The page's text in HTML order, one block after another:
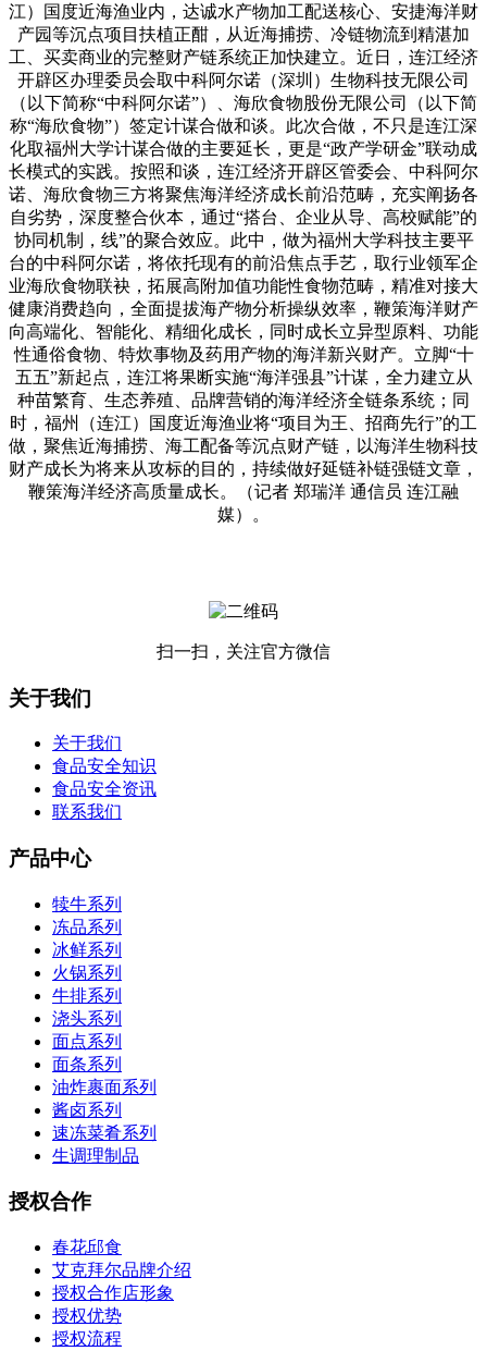
江）国度近海渔业内，达诚水产物加工配送核心、安捷海洋财
产园等沉点项目扶植正酣，从近海捕捞、冷链物流到精湛加
工、买卖商业的完整财产链系统正加快建立。近日，连江经济
开辟区办理委员会取中科阿尔诺（深圳）生物科技无限公司
（以下简称“中科阿尔诺”）、海欣食物股份无限公司（以下简
称“海欣食物”）签定计谋合做和谈。此次合做，不只是连江深
化取福州大学计谋合做的主要延长，更是“政产学研金”联动成
长模式的实践。按照和谈，连江经济开辟区管委会、中科阿尔
诺、海欣食物三方将聚焦海洋经济成长前沿范畴，充实阐扬各
自劣势，深度整合伙本，通过“搭台、企业从导、高校赋能”的
协同机制，线”的聚合效应。此中，做为福州大学科技主要平
台的中科阿尔诺，将依托现有的前沿焦点手艺，取行业领军企
业海欣食物联袂，拓展高附加值功能性食物范畴，精准对接大
健康消费趋向，全面提拔海产物分析操纵效率，鞭策海洋财产
向高端化、智能化、精细化成长，同时成长立异型原料、功能
性通俗食物、特炊事物及药用产物的海洋新兴财产。立脚“十
五五”新起点，连江将果断实施“海洋强县”计谋，全力建立从
种苗繁育、生态养殖、品牌营销的海洋经济全链条系统；同
时，福州（连江）国度近海渔业将“项目为王、招商先行”的工
做，聚焦近海捕捞、海工配备等沉点财产链，以海洋生物科技
财产成长为将来从攻标的目的，持续做好延链补链强链文章，
鞭策海洋经济高质量成长。（记者 郑瑞洋 通信员 连江融
媒）。
扫一扫，关注官方微信
关于我们
关于我们
食品安全知识
食品安全资讯
联系我们
产品中心
犊牛系列
冻品系列
冰鲜系列
火锅系列
牛排系列
浇头系列
面点系列
面条系列
油炸裹面系列
酱卤系列
速冻菜肴系列
生调理制品
授权合作
春花邱食
艾克拜尔品牌介绍
授权合作店形象
授权优势
授权流程